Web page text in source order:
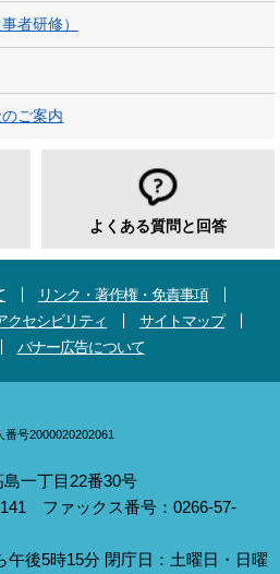
者研修）
ご案内
よくある質問と回答
リンク・著作権・免責事項
クセシビリティ
サイトマップ
バナー広告について
番号2000020202061
一丁目22番30号
ファックス番号：0266-57-
午後5時15分 閉庁日：土曜日・日曜